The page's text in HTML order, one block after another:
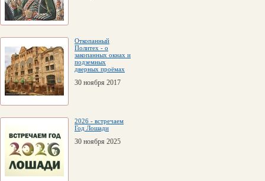
Откопанный
Политех - о
закопанных окнах и
подземных
дверных проёмах
30 ноября 2017
2026 - встречаем
Год Лошади
30 ноября 2025